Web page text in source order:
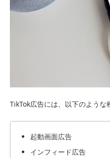
TikTok広告には、以下のような
起動画面広告
インフィード広告